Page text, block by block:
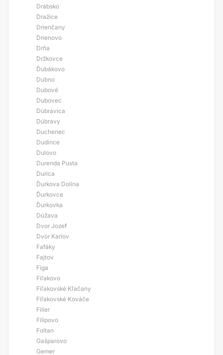
Drábsko
Dražice
Drienčany
Drienovo
Drňa
Držkovce
Ďubákovo
Dubno
Dubové
Dubovec
Dúbravica
Dúbravy
Duchenec
Dudince
Dulovo
Durenda Pusta
Durica
Ďurkova Dolina
Ďurkovce
Ďurkovka
Dúžava
Dvor Jozef
Dvor Karlov
Fafáky
Fajtov
Figa
Fiľakovo
Fiľakovské Kľačany
Fiľakovské Kováče
Filier
Filipovo
Foltan
Gašparovo
Gemer